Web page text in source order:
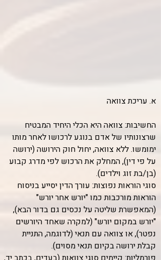
א. עריכת צוואה
החשיבות: צוואה היא הכלי היחיד המבטיח
שרצונותיו של אדם בנוגע לרכושו לאחר מותו
ימומשו. ללא צוואה, יחול חוק הירושה (ירושה
על פי דין), המחלק את הרכוש לפי מדרג קבוע
(בן/בת זוג וילדים).
סוגי הוראות נפוצות: עורך הדין יסייע בניסוח
הוראות מורכבות כמו "יורש אחר יורש"
(המאפשרת שליטה על נכסים גם בדור הבא),
"יורש במקום יורש" (למקרה שאחד היורשים
נפטר), או צוואה עם תנאי (לדוגמה, התניית
קבלת ירושה בקיום תנאי מסוים).